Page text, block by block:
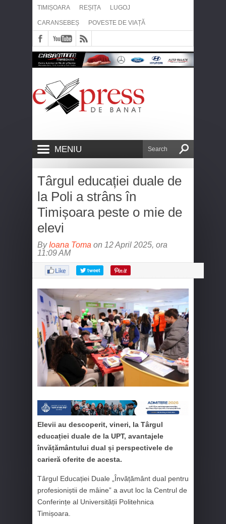
TIMIȘOARA REȘIȚA LUGOJ
CARANSEBEȘ POVESTE DE VIAȚĂ
MENIU
Târgul educației duale de
la Poli a strâns în
Timișoara peste o mie de
elevi
By Ioana Toma on 12 April 2025, ora
11:09 AM
Elevii au descoperit, vineri, la Târgul
educației duale de la UPT, avantajele
învățământului dual și perspectivele de
carieră oferite de acesta.
Târgul Educației Duale „Învățământ dual pentru
profesioniștii de mâine” a avut loc la Centrul de
Conferințe al Universității Politehnica
Timișoara.